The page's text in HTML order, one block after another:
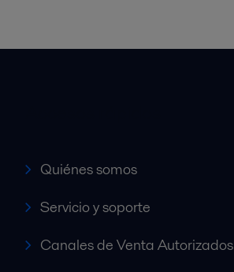
Quiénes somos
Servicio y soporte
Canales de Venta Autorizados